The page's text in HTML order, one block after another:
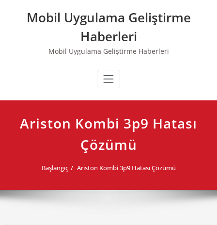
Mobil Uygulama Geliştirme
Haberleri
Mobil Uygulama Geliştirme Haberleri
Ariston Kombi 3p9 Hatası
Çözümü
Başlangıç Ariston Kombi 3p9 Hatası Çözümü